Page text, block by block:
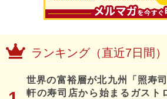
ランキング（直近7日間）
世界の富裕層が北九州「照寿
軒の寿司店から始まるガスト